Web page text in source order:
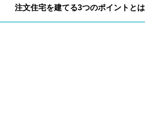
注文住宅を建てる3つのポイントとは